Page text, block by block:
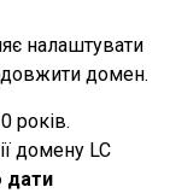
налаштувати
домен.
років.
домену LC
дати